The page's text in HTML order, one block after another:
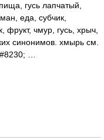
гусь лапчатый,
еда, субчик,
фрукт, чмур, гусь, хрыч,
синонимов. хмырь см.
…